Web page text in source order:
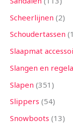
Scheerlijnen 2
Schoudertassen
Slaapmat
Slangen en
Slapen 351
Slippers 54
Snowboots 13